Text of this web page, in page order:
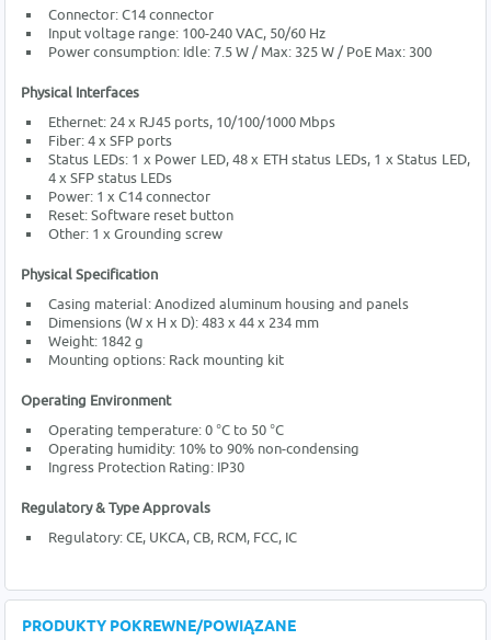
Connector: C14 connector
Input voltage range: 100-240 VAC, 50/60 Hz
Power consumption: Idle: 7.5 W / Max: 325 W / PoE Max: 300
Physical Interfaces
Ethernet: 24 x RJ45 ports, 10/100/1000 Mbps
Fiber: 4 x SFP ports
Status LEDs: 1 x Power LED, 48 x ETH status LEDs, 1 x Status LED,
4 x SFP status LEDs
Power: 1 x C14 connector
Reset: Software reset button
Other: 1 x Grounding screw
Physical Specification
Casing material: Anodized aluminum housing and panels
Dimensions (W x H x D): 483 x 44 x 234 mm
Weight: 1842 g
Mounting options: Rack mounting kit
Operating Environment
Operating temperature: 0 °C to 50 °C
Operating humidity: 10% to 90% non-condensing
Ingress Protection Rating: IP30
Regulatory & Type Approvals
Regulatory: CE, UKCA, CB, RCM, FCC, IC
PRODUKTY POKREWNE/POWIĄZANE